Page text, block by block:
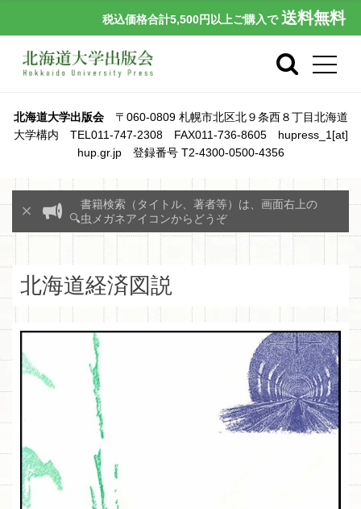
税込価格合計5,500円以上ご購入で 送料無料
北海道大学出版会〒060-0809 札幌市北区北９条西８丁目北海道
大学構内 TEL011-747-2308 FAX011-736-8605 hupress_1[at]
hup.gr.jp 登録番号 T2-4300-0500-4356
書籍検索（タイトル、著者等）は、画面右上の
🔍虫メガネアイコンからどうぞ
北海道経済図説